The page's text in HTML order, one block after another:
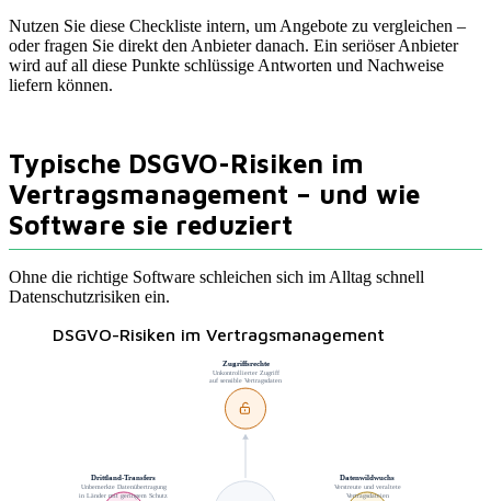
Nutzen Sie diese Checkliste intern, um Angebote zu vergleichen –
oder fragen Sie direkt den Anbieter danach. Ein seriöser Anbieter
wird auf all diese Punkte schlüssige Antworten und Nachweise
liefern können.
Typische DSGVO-Risiken im
Vertragsmanagement – und wie
Software sie reduziert
Ohne die richtige Software schleichen sich im Alltag schnell
Datenschutzrisiken ein.
DSGVO-Risiken im Vertragsmanagement
Zugriffsrechte
Unkontrollierter Zugriff
auf sensible Vertragsdaten
Datenwildwuchs
Verstreute und veraltete
Vertragsdateien
Drittland-Transfers
Unbemerkte Datenübertragung
in Länder mit geringem Schutz